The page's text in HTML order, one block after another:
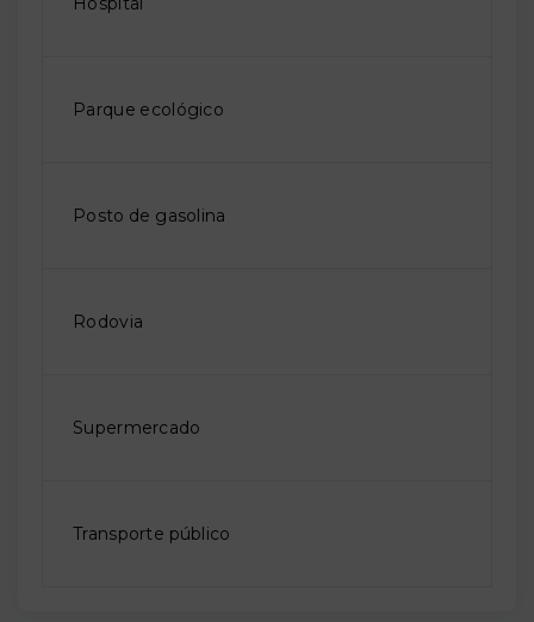
Parque ecológico
Posto de gasolina
Rodovia
Supermercado
Transporte público